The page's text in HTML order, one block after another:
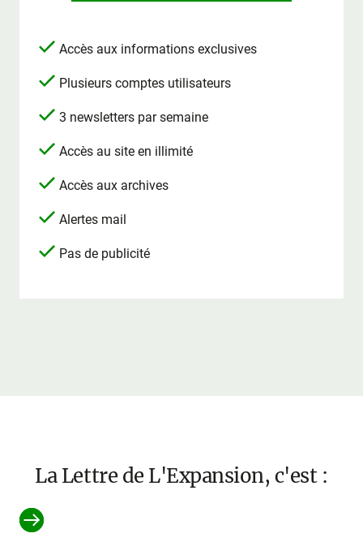
Accès aux informations exclusives
Plusieurs comptes utilisateurs
3 newsletters par semaine
Accès au site en illimité
Accès aux archives
Alertes mail
Pas de publicité
La Lettre de L'Expansion, c'est :